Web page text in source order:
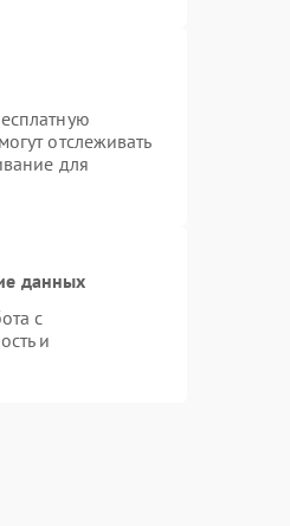
отслеживать
для
данных
с
и